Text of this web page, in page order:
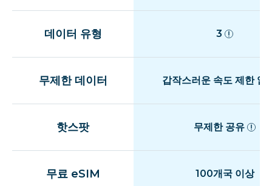
데이터 유형 3
무제한 데이터 갑작스러운 속도 제한 없
핫스팟 무제한 공유
무료 eSIM 100개국 이상